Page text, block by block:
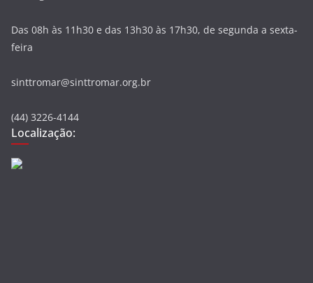
Das 08h às 11h30 e das 13h30 às 17h30, de segunda a sexta-
feira
sinttromar@sinttromar.org.br
(44) 3226-4144
Localização: